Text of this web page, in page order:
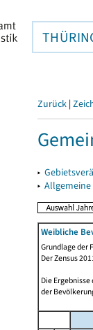
Zurück |
▸
▸
Weibliche
Grundlage der
Der Zensus
Die
der